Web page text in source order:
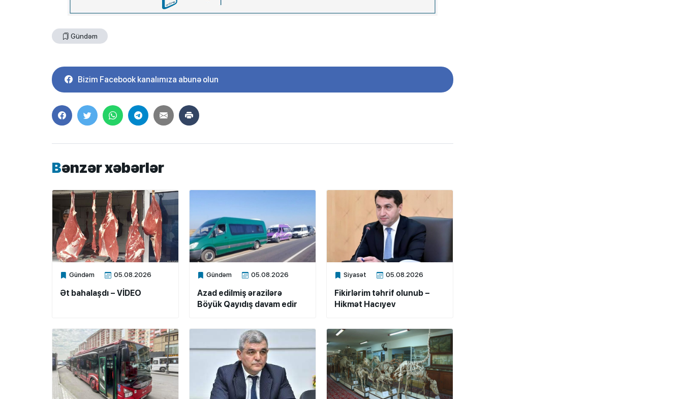
Gündəm
Bizim Facebook kanalımıza abunə olun
Bənzər xəbərlər
Gündəm 05.08.2026
Xalq.Online
Ət bahalaşdı – VİDEO
Gündəm 05.08.2026
Xalq.Online
Azad edilmiş ərazilərə
Böyük Qayıdış davam edir
Siyasət 05.08.2026
Xalq.Online
Fikirlərim təhrif olunub –
Hikmət Hacıyev